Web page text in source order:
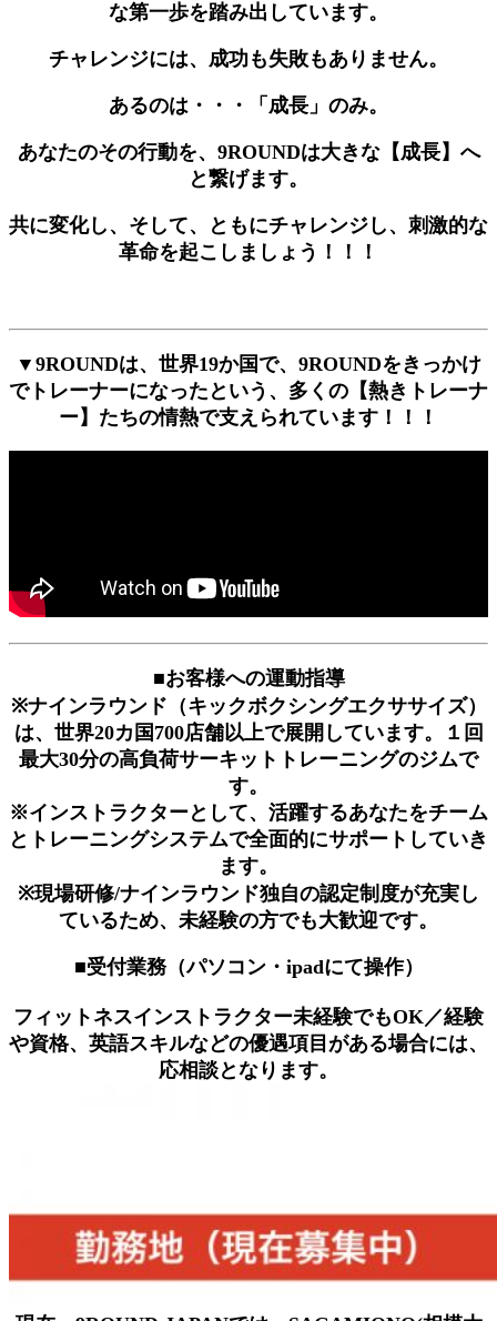
な第一歩を踏み出しています。
チャレンジには、成功も失敗もありません。
あるのは・・・「成長」のみ。
あなたのその行動を、9ROUNDは大きな【成長】へ
と繋げます。
共に変化し、そして、ともにチャレンジし、刺激的な
革命を起こしましょう！！！
▼9ROUNDは、世界19か国で、9ROUNDをきっかけ
でトレーナーになったという、多くの【熱きトレーナ
ー】たちの情熱で支えられています！！！
■お客様への運動指導
※ナインラウンド（キックボクシングエクササイズ）
は、世界20カ国700店舗以上で展開しています。１回
最大30分の高負荷サーキットトレーニングのジムで
す。
※インストラクターとして、活躍するあなたをチーム
とトレーニングシステムで全面的にサポートしていき
ます。
※現場研修/ナインラウンド独自の認定制度が充実し
ているため、未経験の方でも大歓迎です。
■受付業務（パソコン・ipadにて操作）
フィットネスインストラクター未経験でもOK／経験
や資格、英語スキルなどの優遇項目がある場合には、
応相談となります。